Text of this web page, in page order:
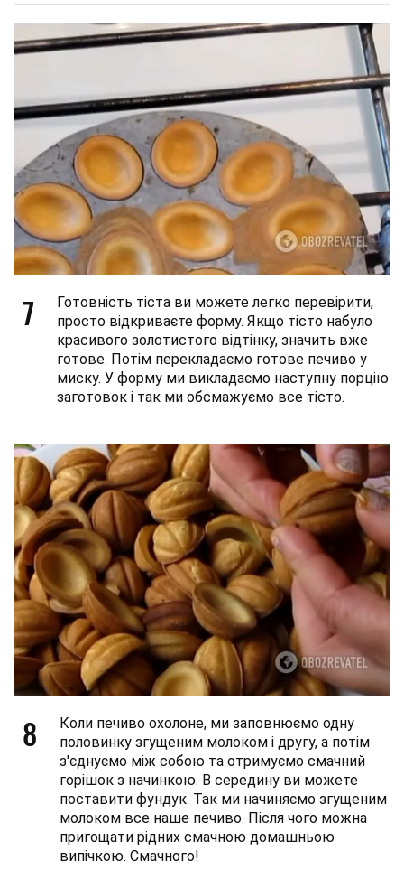
7
Готовність тіста ви можете легко перевірити,
просто відкриваєте форму. Якщо тісто набуло
красивого золотистого відтінку, значить вже
готове. Потім перекладаємо готове печиво у
миску. У форму ми викладаємо наступну порцію
заготовок і так ми обсмажуємо все тісто.
8
Коли печиво охолоне, ми заповнюємо одну
половинку згущеним молоком і другу, а потім
з'єднуємо між собою та отримуємо смачний
горішок з начинкою. В середину ви можете
поставити фундук. Так ми начиняємо згущеним
молоком все наше печиво. Після чого можна
пригощати рідних смачною домашньою
випічкою. Смачного!